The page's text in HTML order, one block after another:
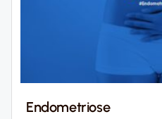
Endometriose